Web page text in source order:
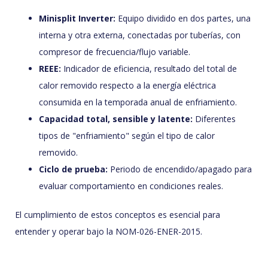
Minisplit Inverter: Equipo dividido en dos partes, una
interna y otra externa, conectadas por tuberías, con
compresor de frecuencia/flujo variable.
REEE: Indicador de eficiencia, resultado del total de
calor removido respecto a la energía eléctrica
consumida en la temporada anual de enfriamiento.
Capacidad total, sensible y latente: Diferentes
tipos de "enfriamiento" según el tipo de calor
removido.
Ciclo de prueba: Periodo de encendido/apagado para
evaluar comportamiento en condiciones reales.
El cumplimiento de estos conceptos es esencial para
entender y operar bajo la NOM-026-ENER-2015.